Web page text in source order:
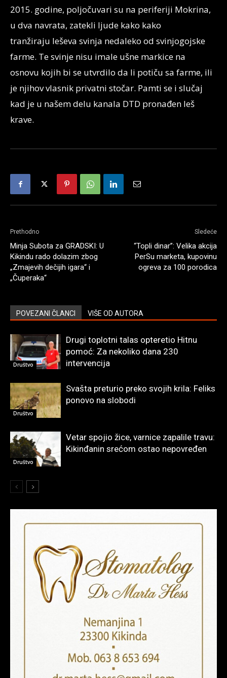
2015. godine, poljočuvari su na periferiji Mokrina,
u dva navrata, zatekli ljude kako kako
tranžiraju leševa svinja nedaleko od svinjogojske
farme. Te svinje nisu imale ušne markice na
osnovu kojih bi se utvrdilo da li potiču sa farme, ili
je njihov vlasnik privatni stočar. Pamti se i slučaj
kad je u našem delu kanala DTD pronađen leš
krave.
Prethodno
Minja Subota za GRADSKI: U
Kikindu rado dolazim zbog
„Zmajevih dečijih igara“ i
„Čuperaka“
Sledeće
“Topli dinar”: Velika akcija
PerSu marketa, kupovinu
ogreva za 100 porodica
POVEZANI ČLANCI VIŠE OD AUTORA
Društvo
Drugi toplotni talas opteretio Hitnu
pomoć: Za nekoliko dana 230
intervencija
Društvo
Svašta preturio preko svojih krila: Feliks
ponovo na slobodi
Društvo
Vetar spojio žice, varnice zapalile travu:
Kikinđanin srećom ostao nepovređen